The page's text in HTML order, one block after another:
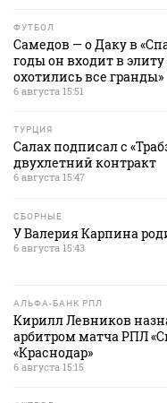
ФУТБОЛ
Самедов — о Даку в
годы он входит в
охотились все гранды»
6 августа 15:51
ТУРЦИЯ
Салах подписал с
двухлетний контракт
6 августа 15:47
СБОРНЫЕ
У Валерия Карпина
6 августа 15:43
АЛЬФА-БАНК РПЛ
Кирилл Левников
арбитром матча РПЛ
«Краснодар»
6 августа 15:15